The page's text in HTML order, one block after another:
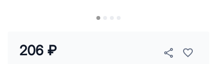
206 ₽